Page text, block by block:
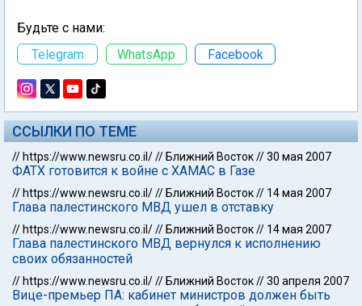
Будьте с нами:
Telegram
WhatsApp Facebook
ССЫЛКИ ПО ТЕМЕ
// https://www.newsru.co.il/// Ближний Восток//30 мая 2007
ФАТХ готовится к войне с ХАМАС в Газе
// https://www.newsru.co.il/// Ближний Восток// 14 мая 2007
Глава палестинского МВД ушел в отставку
// https://www.newsru.co.il/// Ближний Восток// 14 мая 2007
Глава палестинского МВД вернулся к исполнению
своих обязанностей
// https://www.newsru.co.il/// Ближний Восток//30 апреля 2007
Вице-премьер ПА: кабинет министров должен быть